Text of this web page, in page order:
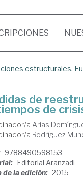
estructurales.
de
de
a Arias
a Rodríguez
9788490598153
Editorial Aranzadi
de la edición: 2015